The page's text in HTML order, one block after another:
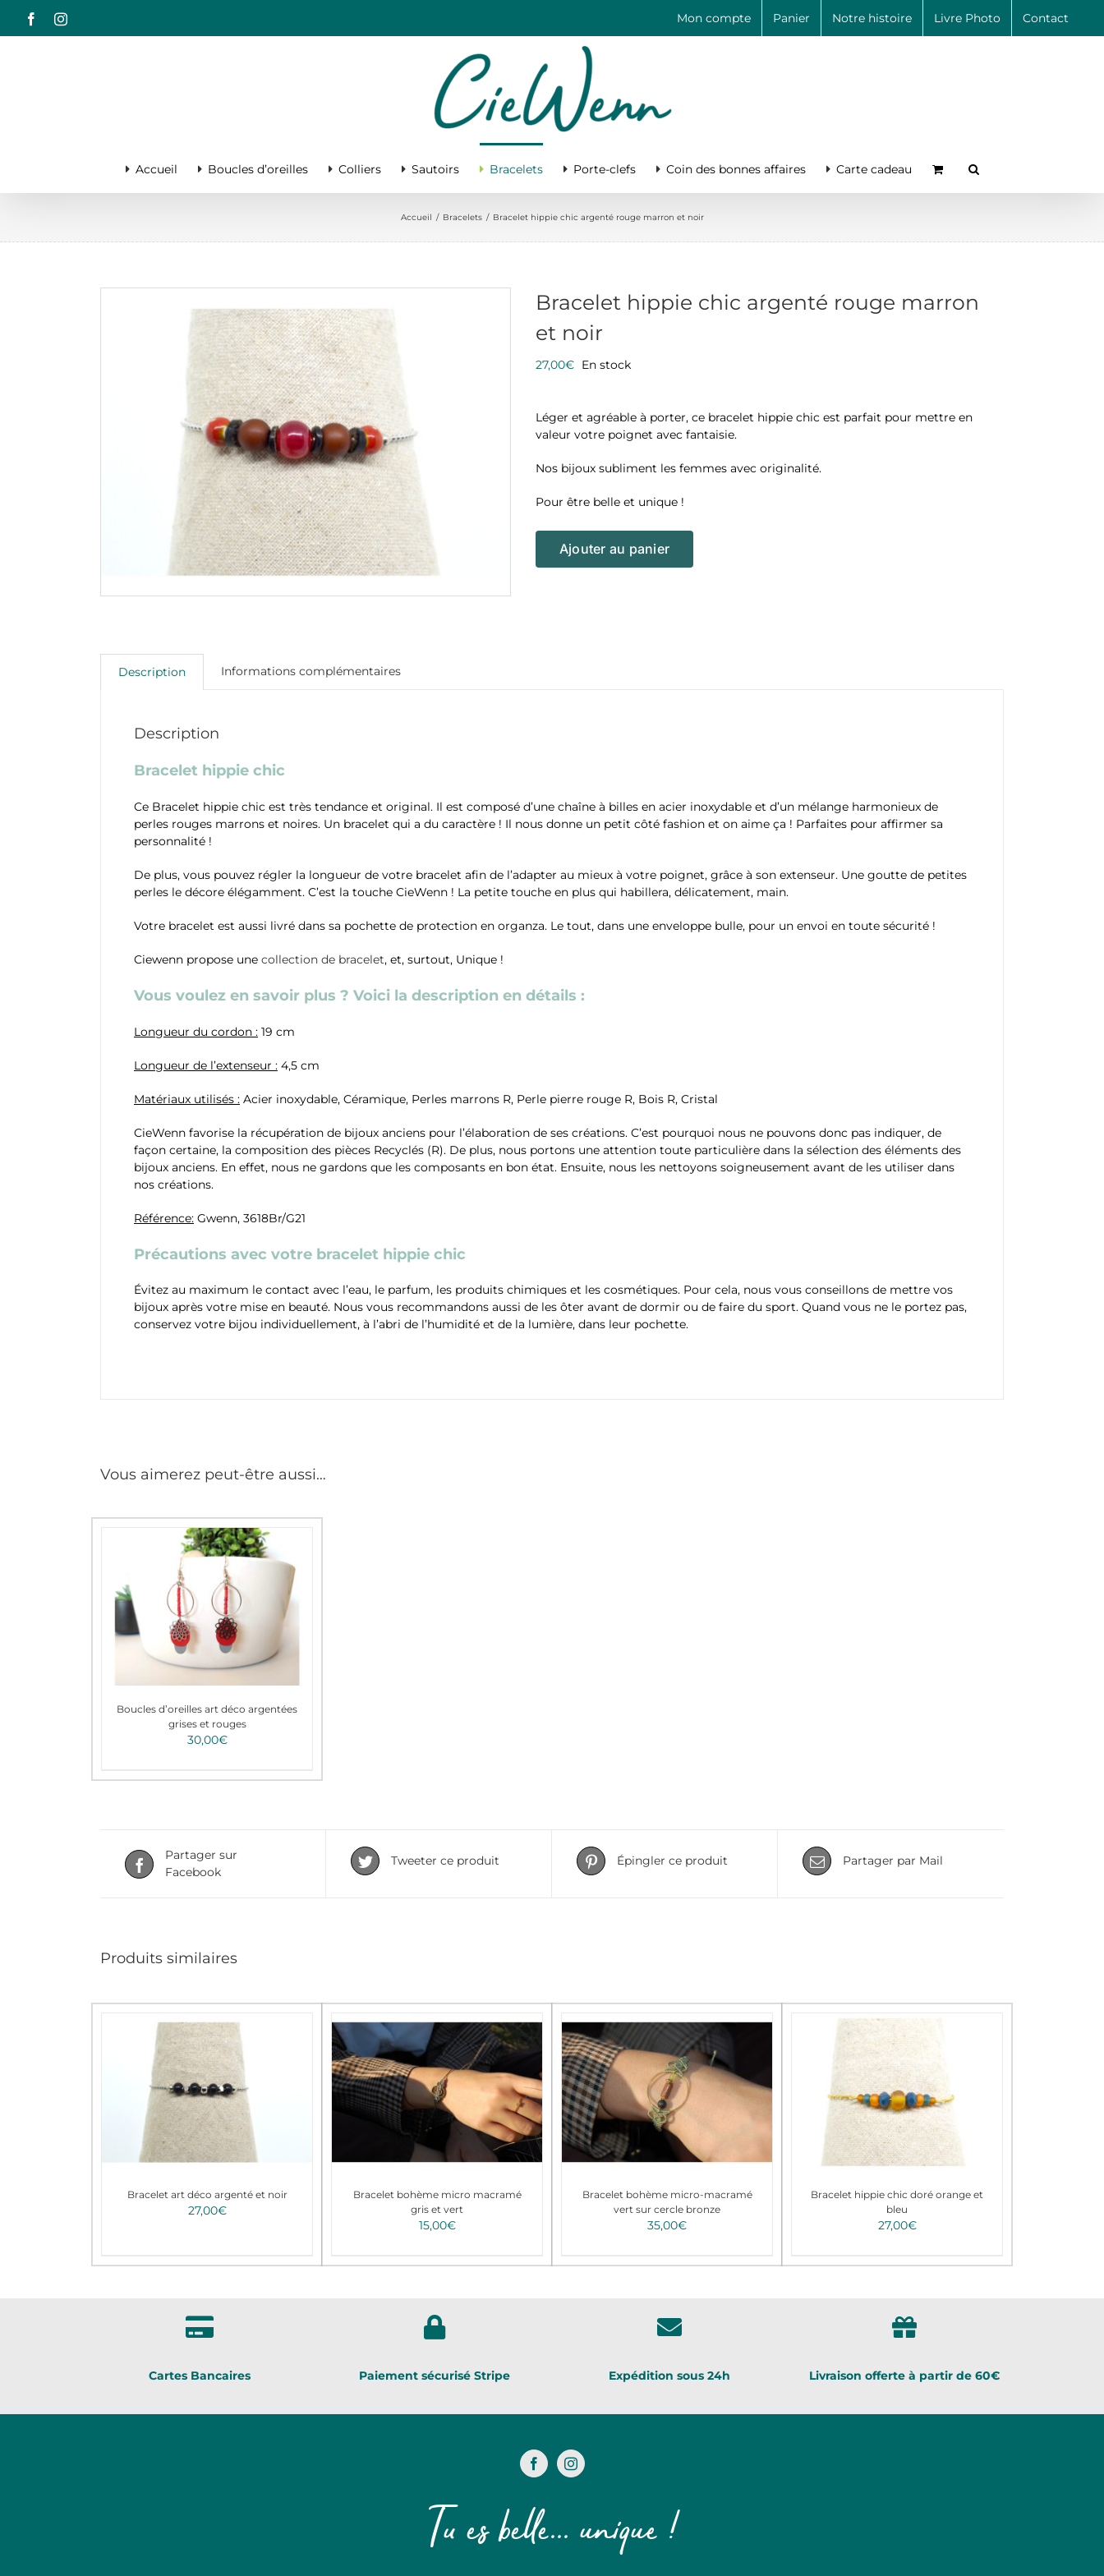
FacebookInstagram Mon compte Panier Notre histoire Livre Photo Contact
Accueil Boucles d’oreilles Colliers Sautoirs Bracelets Porte-clefs Coin des bonnes affaires Carte cadeau
Accueil / Bracelets / Bracelet hippie chic argenté rouge marron et noir
Bracelet hippie chic argenté rouge marron
et noir
27,00€ En stock
Léger et agréable à porter, ce bracelet hippie chic est parfait pour mettre en
valeur votre poignet avec fantaisie.
Nos bijoux subliment les femmes avec originalité.
Pour être belle et unique !
Ajouter au panier
Description Informations complémentaires
Description
Bracelet hippie chic
Ce Bracelet hippie chic est très tendance et original. Il est composé d’une chaîne à billes en acier inoxydable et d’un mélange harmonieux de
perles rouges marrons et noires. Un bracelet qui a du caractère ! Il nous donne un petit côté fashion et on aime ça ! Parfaites pour affirmer sa
personnalité !
De plus, vous pouvez régler la longueur de votre bracelet afin de l’adapter au mieux à votre poignet, grâce à son extenseur. Une goutte de petites
perles le décore élégamment. C’est la touche CieWenn ! La petite touche en plus qui habillera, délicatement, main.
Votre bracelet est aussi livré dans sa pochette de protection en organza. Le tout, dans une enveloppe bulle, pour un envoi en toute sécurité !
Ciewenn propose une collection de bracelet, et, surtout, Unique !
Vous voulez en savoir plus ? Voici la description en détails :
Longueur du cordon : 19 cm
Longueur de l’extenseur : 4,5 cm
Matériaux utilisés : Acier inoxydable, Céramique, Perles marrons R, Perle pierre rouge R, Bois R, Cristal
CieWenn favorise la récupération de bijoux anciens pour l’élaboration de ses créations. C’est pourquoi nous ne pouvons donc pas indiquer, de
façon certaine, la composition des pièces Recyclés (R). De plus, nous portons une attention toute particulière dans la sélection des éléments des
bijoux anciens. En effet, nous ne gardons que les composants en bon état. Ensuite, nous les nettoyons soigneusement avant de les utiliser dans
nos créations.
Référence: Gwenn, 3618Br/G21
Précautions avec votre bracelet hippie chic
Évitez au maximum le contact avec l’eau, le parfum, les produits chimiques et les cosmétiques. Pour cela, nous vous conseillons de mettre vos
bijoux après votre mise en beauté. Nous vous recommandons aussi de les ôter avant de dormir ou de faire du sport. Quand vous ne le portez pas,
conservez votre bijou individuellement, à l’abri de l’humidité et de la lumière, dans leur pochette.
Vous aimerez peut-être aussi…
Boucles d’oreilles art déco argentées
grises et rouges
30,00€
Partager sur
Facebook
Tweeter ce produit Épingler ce produit Partager par Mail
Produits similaires
Bracelet art déco argenté et noir
27,00€
Bracelet bohème micro macramé
gris et vert
15,00€
Bracelet bohème micro-macramé
vert sur cercle bronze
35,00€
Bracelet hippie chic doré orange et
bleu
27,00€
Cartes Bancaires Paiement sécurisé Stripe Expédition sous 24h Livraison offerte à partir de 60€
Tu es belle... unique !